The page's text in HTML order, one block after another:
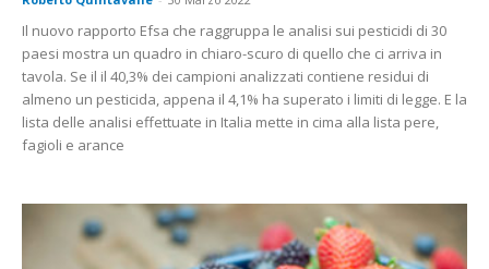
Il nuovo rapporto Efsa che raggruppa le analisi sui pesticidi di 30
paesi mostra un quadro in chiaro-scuro di quello che ci arriva in
tavola. Se il il 40,3% dei campioni analizzati contiene residui di
almeno un pesticida, appena il 4,1% ha superato i limiti di legge. E la
lista delle analisi effettuate in Italia mette in cima alla lista pere,
fagioli e arance